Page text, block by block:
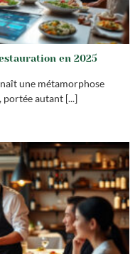
en 2025
une métamorphose
portée autant [...]